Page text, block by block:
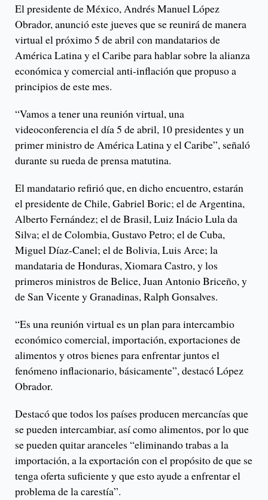
El presidente de México, Andrés Manuel López
Obrador, anunció este jueves que se reunirá de manera
virtual el próximo 5 de abril con mandatarios de
América Latina y el Caribe para hablar sobre la alianza
económica y comercial anti-inflación que propuso a
principios de este mes.
“Vamos a tener una reunión virtual, una
videoconferencia el día 5 de abril, 10 presidentes y un
primer ministro de América Latina y el Caribe”, señaló
durante su rueda de prensa matutina.
El mandatario refirió que, en dicho encuentro, estarán
el presidente de Chile, Gabriel Boric; el de Argentina,
Alberto Fernández; el de Brasil, Luiz Inácio Lula da
Silva; el de Colombia, Gustavo Petro; el de Cuba,
Miguel Díaz-Canel; el de Bolivia, Luis Arce; la
mandataria de Honduras, Xiomara Castro, y los
primeros ministros de Belice, Juan Antonio Briceño, y
de San Vicente y Granadinas, Ralph Gonsalves.
“Es una reunión virtual es un plan para intercambio
económico comercial, importación, exportaciones de
alimentos y otros bienes para enfrentar juntos el
fenómeno inflacionario, básicamente”, destacó López
Obrador.
Destacó que todos los países producen mercancías que
se pueden intercambiar, así como alimentos, por lo que
se pueden quitar aranceles “eliminando trabas a la
importación, a la exportación con el propósito de que se
tenga oferta suficiente y que esto ayude a enfrentar el
problema de la carestía”.